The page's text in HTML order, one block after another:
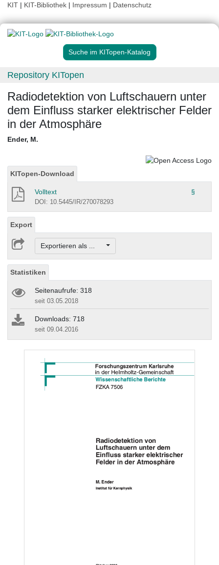
KIT | KIT-Bibliothek | Impressum | Datenschutz
Suche im KITopen-Katalog
Repository KITopen
Radiodetektion von Luftschauern unter
dem Einfluss starker elektrischer Felder
in der Atmosphäre
Ender, M.
KITopen-Download
Volltext §
DOI: 10.5445/IR/270078293
Export
Exportieren als ...
Statistiken
Seitenaufrufe: 318
seit 03.05.2018
Downloads: 718
seit 09.04.2016